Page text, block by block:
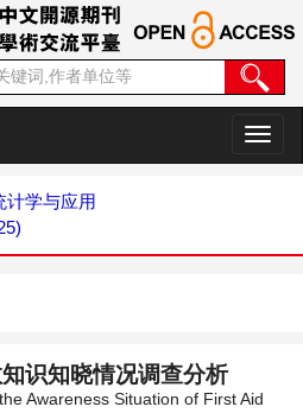
切
换
计学与应用
识知晓情况调查分析
Awareness Situation of First Aid